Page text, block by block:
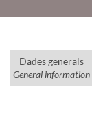
Dades generals
General information